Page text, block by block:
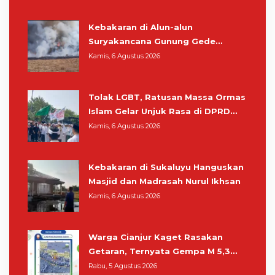
Kebakaran di Alun-alun
Suryakancana Gunung Gede
Pangrango, Relawan dan Warga
Kamis, 6 Agustus 2026
Tolak LGBT, Ratusan Massa Ormas
Islam Gelar Unjuk Rasa di DPRD
Cianjur
Kamis, 6 Agustus 2026
Kebakaran di Sukaluyu Hanguskan
Masjid dan Madrasah Nurul Ikhsan
Kamis, 6 Agustus 2026
Warga Cianjur Kaget Rasakan
Getaran, Ternyata Gempa M 5,3
Berpusat di Pangandaran
Rabu, 5 Agustus 2026